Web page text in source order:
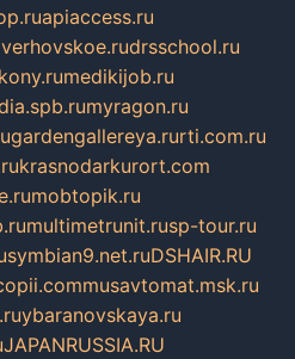
apiaccess.ru
drsschool.ru
medikijob.ru
myragon.ru
gardengallereya.rurti.com.ru
krasnodarkurort.com
mobtopik.ru
multimetrunit.rusp-tour.ru
symbian9.net.ruDSHAIR.RU
musavtomat.msk.ru
ybaranovskaya.ru
JAPANRUSSIA.RU